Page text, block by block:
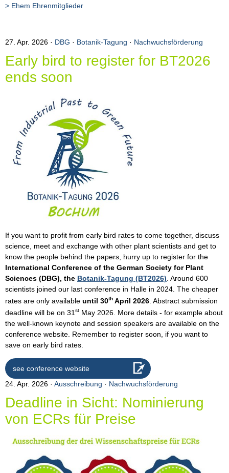
Ehem Ehrenmitglieder
27. Apr. 2026 DBG · Botanik-Tagung · Nachwuchsförderung
Early bird to register for BT2026
ends soon
If you want to profit from early bird rates to come together, discuss
science, meet and exchange with other plant scientists and get to
know the people behind the papers, hurry up to register for the
International Conference of the German Society for Plant
Sciences (DBG), the Botanik-Tagung (BT2026) . Around 600
scientists joined our last conference in Halle in 2024. The cheaper
rates are only available until 30th April 2026 . Abstract submission
deadline will be on 31 st May 2026. More details - for example about
the well-known keynote and session speakers are available on the
conference website. Remember to register soon, if you want to
save on early bird rates.
see conference website
24. Apr. 2026
Ausschreibung · Nachwuchsförderung
Deadline in Sicht: Nominierung
von ECRs für Preise